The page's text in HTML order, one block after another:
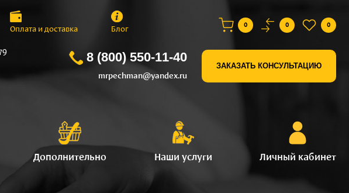
Оплата и доставка Блог 0 0 0
8 (800) 550-11-40
mrpechman@yandex.ru
ЗАКАЗАТЬ КОНСУЛЬТАЦИЮ
Дополнительно Наши услуги Личный кабинет